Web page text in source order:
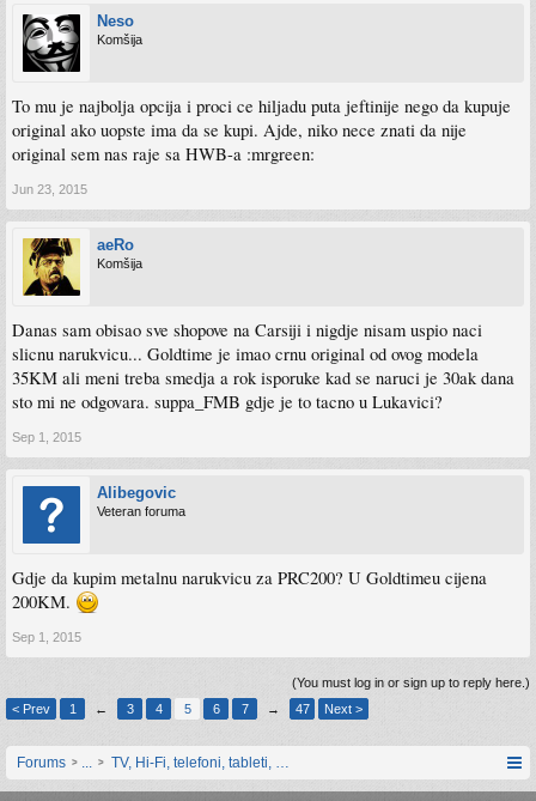
Neso
Komšija
To mu je najbolja opcija i proci ce hiljadu puta jeftinije nego da kupuje
original ako uopste ima da se kupi. Ajde, niko nece znati da nije
original sem nas raje sa HWB-a :mrgreen:
Jun 23, 2015
aeRo
Komšija
Danas sam obisao sve shopove na Carsiji i nigdje nisam uspio naci
slicnu narukvicu... Goldtime je imao crnu original od ovog modela
35KM ali meni treba smedja a rok isporuke kad se naruci je 30ak dana
sto mi ne odgovara. suppa_FMB gdje je to tacno u Lukavici?
Sep 1, 2015
Alibegovic
Veteran foruma
Gdje da kupim metalnu narukvicu za PRC200? U Goldtimeu cijena
200KM.
Sep 1, 2015
(You must log in or sign up to reply here.)
< Prev
1 ← 3 4 5 6 7 → 47 Next >
Forums ... TV, Hi-Fi, telefoni, tableti, satovi, IoT oprema